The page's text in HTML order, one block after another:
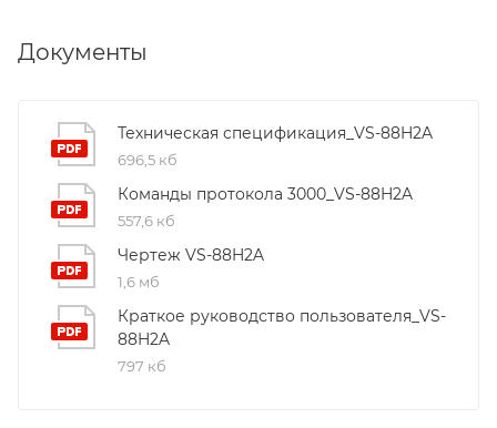
Документы
Техническая спецификация_VS-88H2A
696,5 кб
Команды протокола 3000_VS-88H2A
557,6 кб
Чертеж VS-88H2A
1,6 мб
Краткое руководство пользователя_VS-
88H2A
797 кб